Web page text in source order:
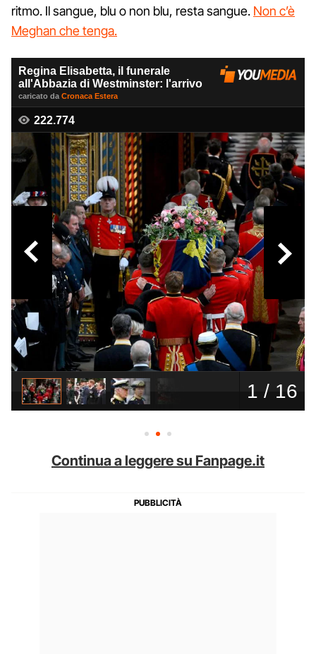
ritmo. Il sangue, blu o non blu, resta sangue. Non c’è
Meghan che tenga.
Continua a leggere su Fanpage.it